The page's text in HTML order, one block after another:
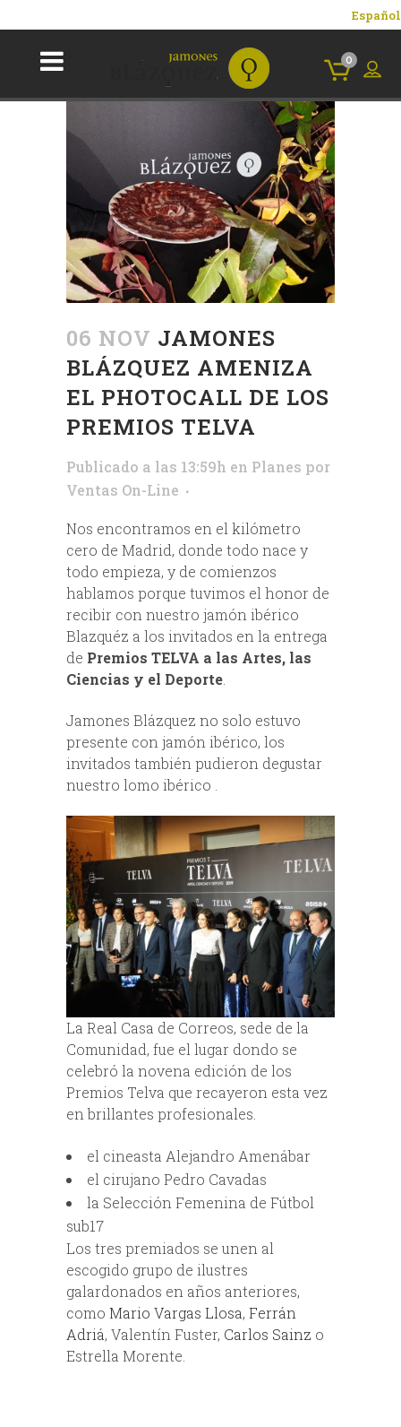
Español
0
06 NOV JAMONES
BLÁZQUEZ AMENIZA
EL PHOTOCALL DE LOS
PREMIOS TELVA
Publicado a las 13:59h en Planes por
Ventas On-Line
Nos encontramos en el kilómetro
cero de Madrid, donde todo nace y
todo empieza, y de comienzos
hablamos porque tuvimos el honor de
recibir con nuestro jamón ibérico
Blazquéz a los invitados en la entrega
de Premios TELVA a las Artes, las
Ciencias y el Deporte
Jamones Blázquez no solo estuvo
presente con jamón ibérico, los
invitados también pudieron degustar
nuestro lomo ibérico .
La Real Casa de Correos, sede de la
Comunidad, fue el lugar dondo se
celebró la novena edición de los
Premios Telva que recayeron esta vez
en brillantes profesionales.
el cineasta Alejandro Amenábar
el cirujano Pedro Cavadas
la Selección Femenina de Fútbol
sub17
Los tres premiados se unen al
escogido grupo de ilustres
galardonados en años anteriores,
como Mario Vargas Llosa, Ferrán
Adriá, Valentín Fuster, Carlos Sainz o
Estrella Morente.